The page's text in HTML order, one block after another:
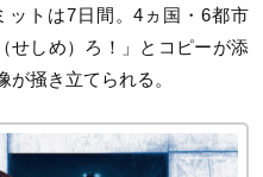
ットは7日間。4ヵ国・6都市
せしめ）ろ！」とコピーが添
掻き立てられる。